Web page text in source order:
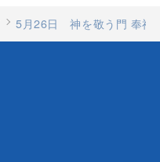
5月26日 神を敬う門 奉神